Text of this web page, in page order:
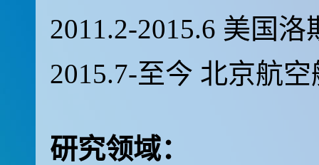
2011.2-2015.6 美国洛
2015.7-至今 北京航
研究领域：